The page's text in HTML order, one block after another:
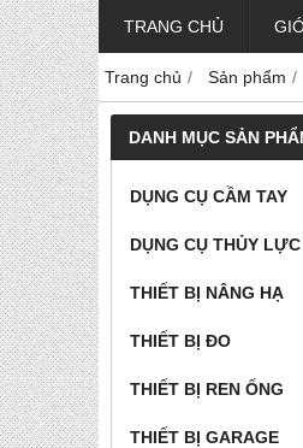
TRANG CHỦ
Trang chủ Sản phẩm
DANH MỤC SẢN
DỤNG CỤ CẦM TAY
DỤNG CỤ THỦY LỰC
THIẾT BỊ NÂNG HẠ
THIẾT BỊ ĐO
THIẾT BỊ REN ỐNG
THIẾT BỊ GARAGE